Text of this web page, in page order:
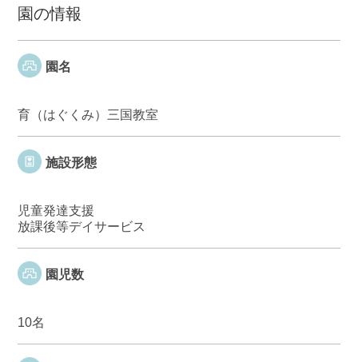
園の情報
園名
育（はぐくみ）三国教室
施設形態
児童発達支援
放課後等デイサービス
園児数
10名